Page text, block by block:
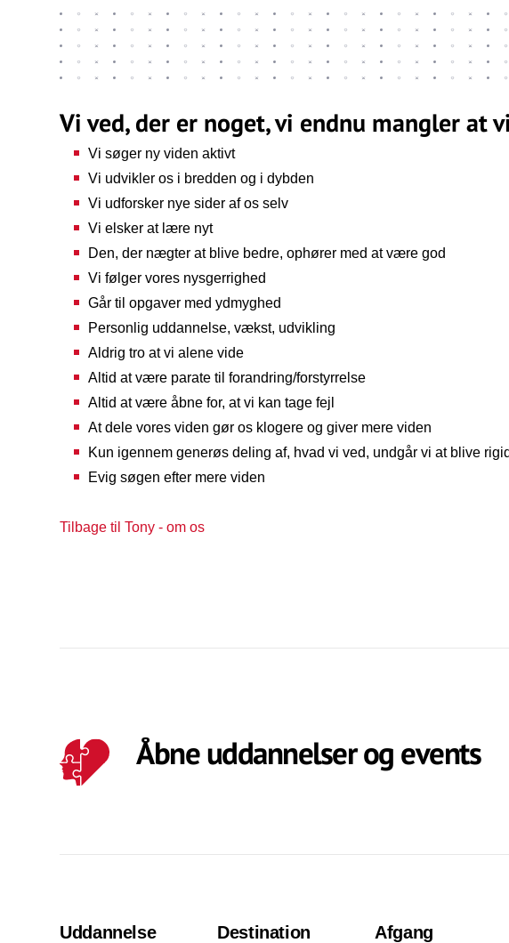
Vi ved, der er noget, vi endnu mangler at
Vi søger ny viden aktivt
Vi udvikler os i bredden og i dybden
Vi udforsker nye sider af os selv
Vi elsker at lære nyt
Den, der nægter at blive bedre, ophører med at være god
Vi følger vores nysgerrighed
Går til opgaver med ydmyghed
Personlig uddannelse, vækst, udvikling
Aldrig tro at vi alene vide
Altid at være parate til forandring/forstyrrelse
Altid at være åbne for, at vi kan tage fejl
At dele vores viden gør os klogere og giver mere viden
Kun igennem generøs deling af, hvad vi ved, undgår vi at blive
Evig søgen efter mere viden
Tilbage til Tony - om os
Åbne uddannelser og events
Uddannelse Destination Afgang